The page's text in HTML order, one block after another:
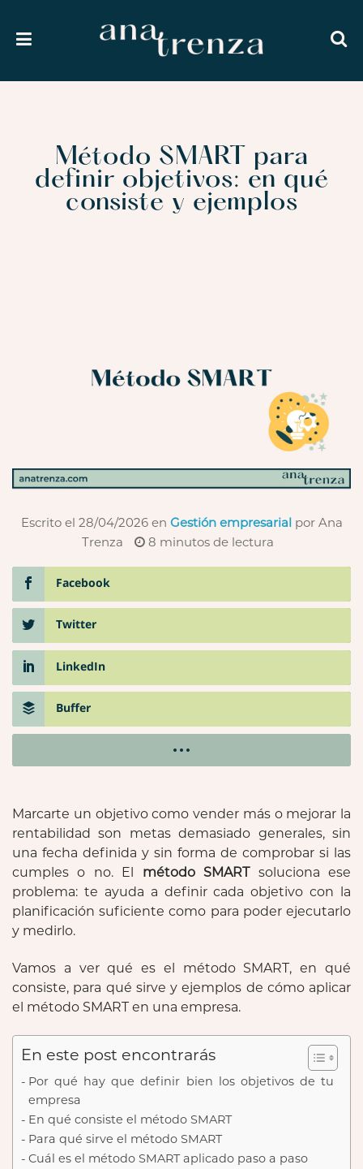
Método SMART para
definir objetivos: en qué
consiste y ejemplos
Escrito el 28/04/2026en Gestión empresarial por Ana
Trenza
8 minutos de lectura
Facebook
Twitter
LinkedIn
Buffer
Marcarte un objetivo como vender más o mejorar la
rentabilidad son metas demasiado generales, sin
una fecha definida y sin forma de comprobar si las
cumples o no. El método SMARTsoluciona ese
problema: te ayuda a definir cada objetivo con la
planificación suficiente como para poder ejecutarlo
y medirlo.
Vamos a ver qué es el método SMART, en qué
consiste, para qué sirve y ejemplos de cómo aplicar
el método SMART en una empresa.
En este post encontrarás
Por qué hay que definir bien los objetivos de tu
empresa
En qué consiste el método SMART
Para qué sirve el método SMART
Cuál es el método SMART aplicado paso a paso